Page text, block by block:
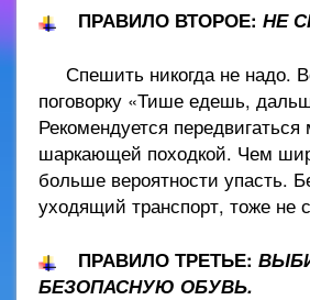
ПРАВИЛО ВТОРОЕ: НЕ
Спешить никогда не надо.
поговорку «Тише едешь,
Рекомендуется передвигаться
шаркающей походкой. Чем
больше вероятности упасть.
уходящий транспорт, тоже не
ПРАВИЛО ТРЕТЬЕ:
БЕЗОПАСНУЮ ОБУВЬ.